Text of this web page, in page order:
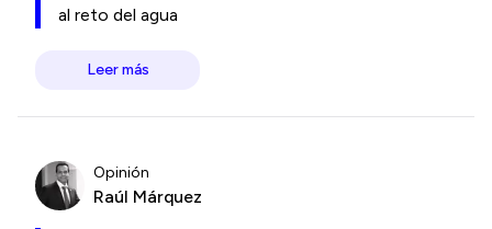
al reto del agua
Leer más
Opinión
Raúl Márquez